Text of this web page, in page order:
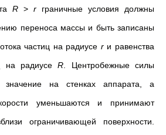
R > r граничные условия должны
переноса массы и быть записаны
частиц на радиусе rи равенства
на радиусеR. Центробежные силы
значение на стенках аппарата, а
уменьшаются и принимают
ограничивающей поверхности.